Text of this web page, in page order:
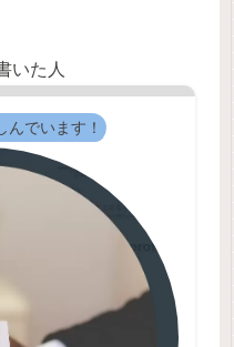
いた人
んでいます！